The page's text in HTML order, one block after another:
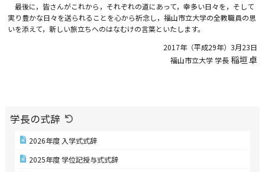
最後に，皆さんがこれから，それぞれの道にあって，幸多い日々を，そして
実り豊かな日々を送られることを心から祈念し，福山市立大学の全教職員の思
いを添えて，新しい旅立ちへのはなむけの言葉といたします。
2017年（平成29年）3月23日
福山市立大学 学長稲垣 卓
学長の式辞
2026年度 入学式式辞
2025年度 学位記授与式式辞